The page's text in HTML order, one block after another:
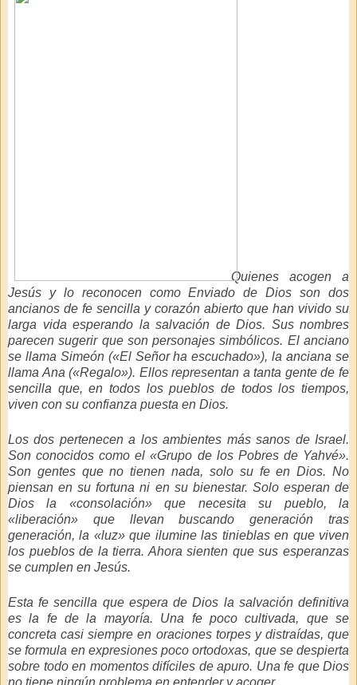
Quienes acogen a
Jesús y lo reconocen como Enviado de Dios son dos
ancianos de fe sencilla y corazón abierto que han vivido su
larga vida esperando la salvación de Dios. Sus nombres
parecen sugerir que son personajes simbólicos. El anciano
se llama Simeón («El Señor ha escuchado»), la anciana se
llama Ana («Regalo»). Ellos representan a tanta gente de fe
sencilla que, en todos los pueblos de todos los tiempos,
viven con su confianza puesta en Dios.
Los dos pertenecen a los ambientes más sanos de Israel.
Son conocidos como el «Grupo de los Pobres de Yahvé».
Son gentes que no tienen nada, solo su fe en Dios. No
piensan en su fortuna ni en su bienestar. Solo esperan de
Dios la «consolación» que necesita su pueblo, la
«liberación» que llevan buscando generación tras
generación, la «luz» que ilumine las tinieblas en que viven
los pueblos de la tierra. Ahora sienten que sus esperanzas
se cumplen en Jesús.
Esta fe sencilla que espera de Dios la salvación definitiva
es la fe de la mayoría. Una fe poco cultivada, que se
concreta casi siempre en oraciones torpes y distraídas, que
se formula en expresiones poco ortodoxas, que se despierta
sobre todo en momentos difíciles de apuro. Una fe que Dios
no tiene ningún problema en entender y acoger.